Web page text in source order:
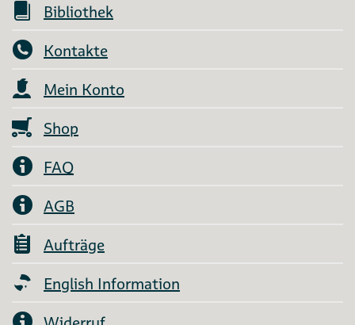
Bibliothek
Kontakte
Mein Konto
Shop
FAQ
AGB
Aufträge
English Information